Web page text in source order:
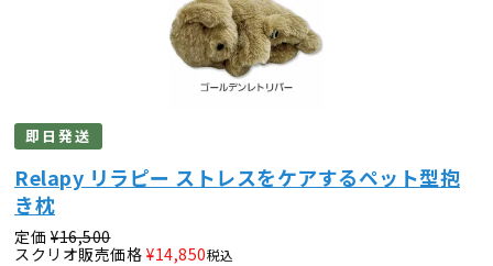
即日発送
Relapy リラピー ストレスをケアするペット型抱
き枕
定価 ¥16,500
スクリオ販売価格 ¥14,850税込